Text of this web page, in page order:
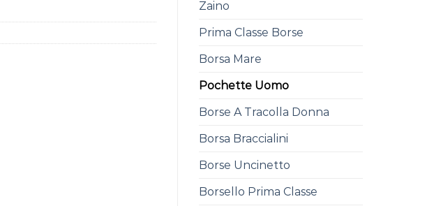
Zaino
Prima Classe Borse
Borsa Mare
Pochette Uomo
Borse A Tracolla Donna
Borsa Braccialini
Borse Uncinetto
Borsello Prima Classe